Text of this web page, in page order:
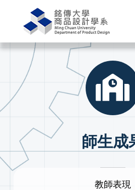
師生成
教師表現